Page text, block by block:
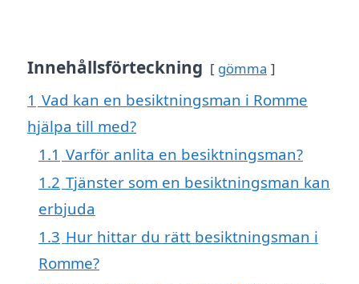
Innehållsförteckning gömma
1 Vad kan en besiktningsman i Romme
hjälpa till med?
1.1 Varför anlita en besiktningsman?
1.2 Tjänster som en besiktningsman kan
erbjuda
1.3 Hur hittar du rätt besiktningsman i
Romme?